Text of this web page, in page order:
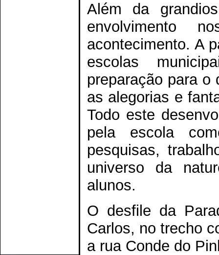
Além da
envolvimento
acontecimento. A
escolas
preparação para o
as alegorias e
Todo este
pela escola
pesquisas,
universo da
alunos.
O desfile da
Carlos, no trecho
a rua Conde do